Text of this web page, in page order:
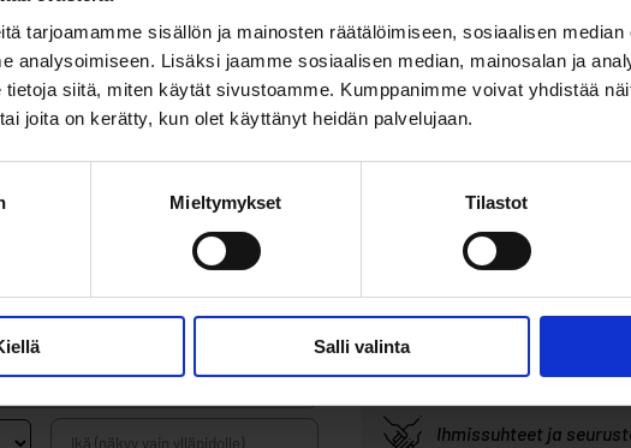
tarjoamamme sisällön ja mainosten räätälöimiseen, sosiaalisen
analysoimiseen. Lisäksi jaamme sosiaalisen median, mainosalan ja
tietoja siitä, miten käytät sivustoamme. Kumppanimme voivat yhdistää
joita on kerätty, kun olet käyttänyt heidän palvelujaan.
Mieltymykset Tilastot
Salli valinta
5
Viimeisin
kirjoittaja:
Ohjaaja Hanna
2
Murrosikä
Ihmissuhteet ja